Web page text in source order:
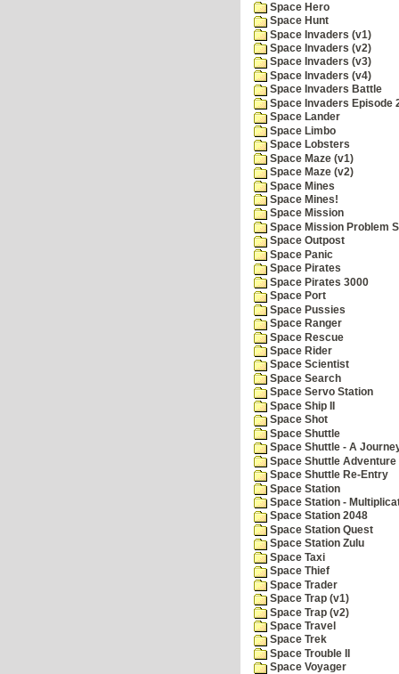
Space Hero
Space Hunt
Space Invaders (v1)
Space Invaders (v2)
Space Invaders (v3)
Space Invaders (v4)
Space Invaders Battle
Space Invaders Episode
Space Lander
Space Limbo
Space Lobsters
Space Maze (v1)
Space Maze (v2)
Space Mines
Space Mines!
Space Mission
Space Mission Problem
Space Outpost
Space Panic
Space Pirates
Space Pirates 3000
Space Port
Space Pussies
Space Ranger
Space Rescue
Space Rider
Space Scientist
Space Search
Space Servo Station
Space Ship II
Space Shot
Space Shuttle
Space Shuttle - A
Space Shuttle Adventure
Space Shuttle Re-Entry
Space Station
Space Station -
Space Station 2048
Space Station Quest
Space Station Zulu
Space Taxi
Space Thief
Space Trader
Space Trap (v1)
Space Trap (v2)
Space Travel
Space Trek
Space Trouble II
Space Voyager